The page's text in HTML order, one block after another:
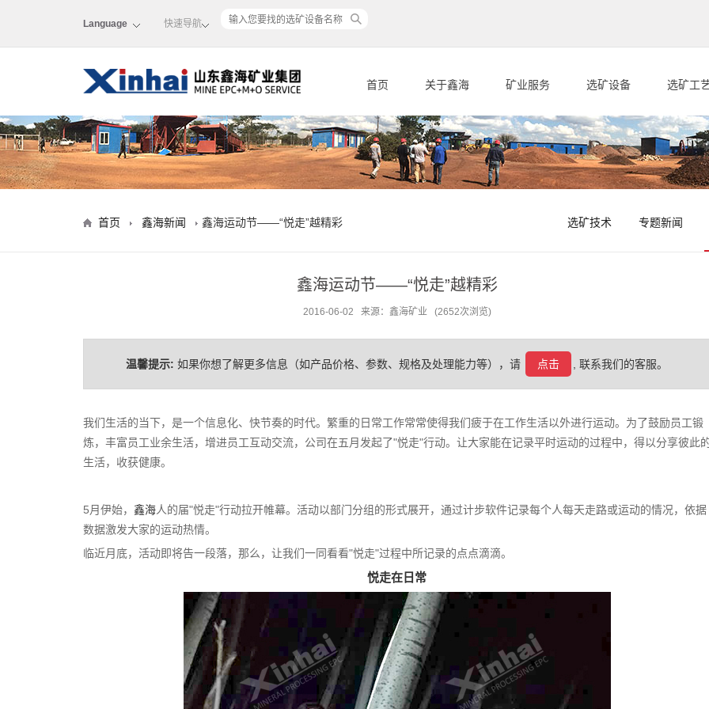
Language 快速导航
首页 关于鑫海 矿业服务 选矿设备 选矿工
首页 鑫海新闻 鑫海运动节——“悦走”越精彩 选矿技术 专题新闻
鑫海运动节——“悦走”越精彩
2016-06-02 来源：鑫海矿业 (2652次浏览)
温馨提示:如果你想了解更多信息（如产品价格、参数、规格及处理能力等），请 点击 , 联系我们的客服。
我们生活的当下，是一个信息化、快节奏的时代。繁重的日常工作常常使得我们疲于在工作生活以外进行运动。为了鼓励员工锻
炼，丰富员工业余生活，增进员工互动交流，公司在五月发起了"悦走"行动。让大家能在记录平时运动的过程中，得以分享彼此
生活，收获健康。
5月伊始， 鑫海人的届"悦走"行动拉开帷幕。活动以部门分组的形式展开，通过计步软件记录每个人每天走路或运动的情况，依据
数据激发大家的运动热情。
临近月底，活动即将告一段落，那么，让我们一同看看"悦走"过程中所记录的点点滴滴。
悦走在日常